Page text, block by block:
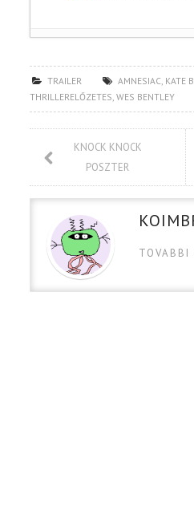
TRAILER AMNESIAC, KATE
THRILLERELŐZETES,WES BENTLEY
KNOCK KNOCK
POSZTER
TOVABBI